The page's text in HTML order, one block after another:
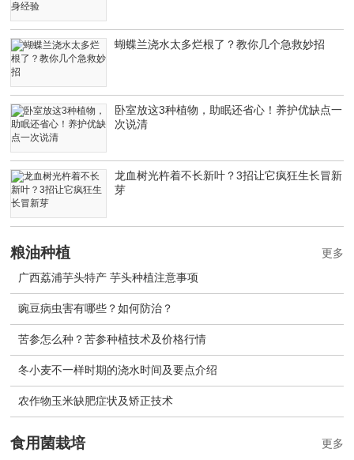
蝴蝶兰浇水太多烂根了？教你几个急救妙招
卧室放这3种植物，助眠还省心！养护优缺点一
次说清
龙血树光杵着不长新叶？3招让它疯狂生长冒新
芽
粮油种植
广西荔浦芋头特产 芋头种植注意事项
豌豆病虫害有哪些？如何防治？
苦参怎么种？苦参种植技术及价格行情
冬小麦不一样时期的浇水时间及要点介绍
农作物玉米缺肥症状及矫正技术
更多
食用菌栽培 更多